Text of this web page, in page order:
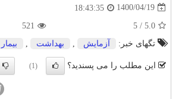
1400/04/19
18:43:35
5.0
/
5
521
تگهای خبر:
آزمایش بهداشت بیمار
این مطلب را می پسندید؟ (1)